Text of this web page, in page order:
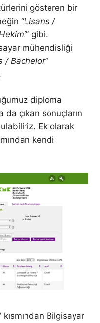
gösteren bir
“Lisans /
” gibi.
mühendisliği
/ Bachelor”
diploma
çıkan sonuçların
Ek olarak
kendi
kısmından Bilgisayar